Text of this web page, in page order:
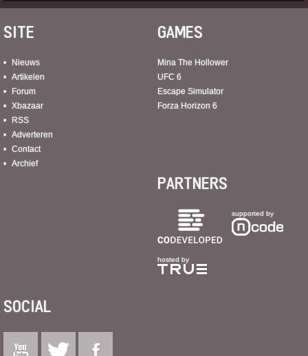
SITE
Nieuws
Artikelen
Forum
Xbazaar
RSS
Adverteren
Contact
Archief
GAMES
Mina The Hollower
UFC 6
Escape Simulator
Forza Horizon 6
PARTNERS
supported by
hosted by
SOCIAL